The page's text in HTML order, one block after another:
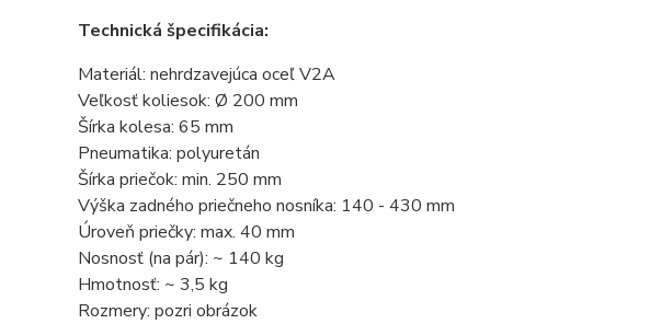
Technická špecifikácia:
Materiál: nehrdzavejúca oceľ V2A
Veľkosť koliesok: Ø 200 mm
Šírka kolesa: 65 mm
Pneumatika: polyuretán
Šírka priečok: min. 250 mm
Výška zadného priečneho nosníka: 140 - 430 mm
Úroveň priečky: max. 40 mm
Nosnosť (na pár): ~ 140 kg
Hmotnosť: ~ 3,5 kg
Rozmery: pozri obrázok